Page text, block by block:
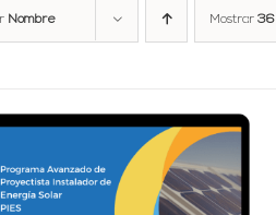
Nombre Mostrar 36